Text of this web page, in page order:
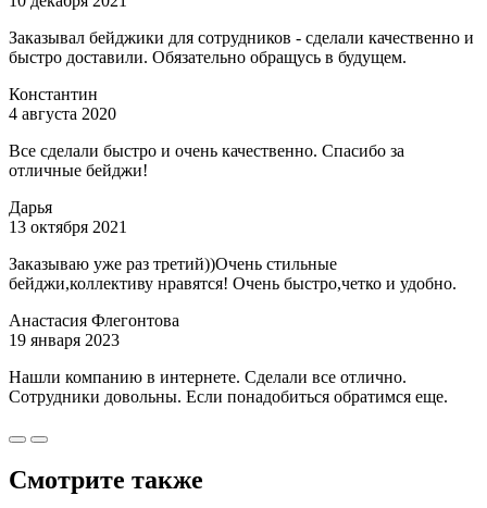
Заказывал бейджики для сотрудников - сделали качественно и
быстро доставили. Обязательно обращусь в будущем.
Константин
4 августа 2020
Все сделали быстро и очень качественно. Спасибо за
отличные бейджи!
Дарья
13 октября 2021
Заказываю уже раз третий))Очень стильные
бейджи,коллективу нравятся! Очень быстро,четко и удобно.
Анастасия Флегонтова
19 января 2023
Нашли компанию в интернете. Сделали все отлично.
Сотрудники довольны. Если понадобиться обратимся еще.
Смотрите также